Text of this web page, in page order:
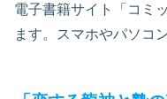
電子書籍サイト「コミ
ます。スマホやパソコ